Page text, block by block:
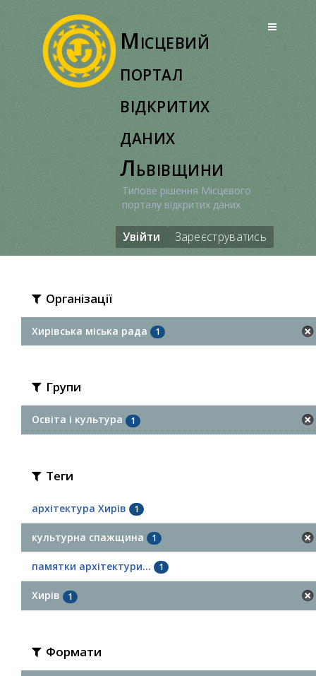
Місцевий
портал
відкритих
даних
Львівщини
Типове рішення Місцевого
порталу відкритих даних
Увійти Зареєструватись
Організації
Хирівська міська рада 1
Групи
Освіта і культура 1
Теги
архітектура Хирів 1
культурна спажщина 1
памятки архітектури... 1
Хирів 1
Формати